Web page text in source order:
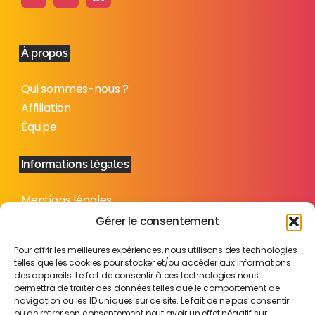
Gérer le consentement
Pour offrir les meilleures expériences, nous utilisons des technologies
telles que les cookies pour stocker et/ou accéder aux informations
des appareils. Le fait de consentir à ces technologies nous
permettra de traiter des données telles que le comportement de
navigation ou les ID uniques sur ce site. Le fait de ne pas consentir
À propos
Qui sommes-nous ?
Affiliation
Équipe
Informations légales
Mentions légales
Politique de confidentialité